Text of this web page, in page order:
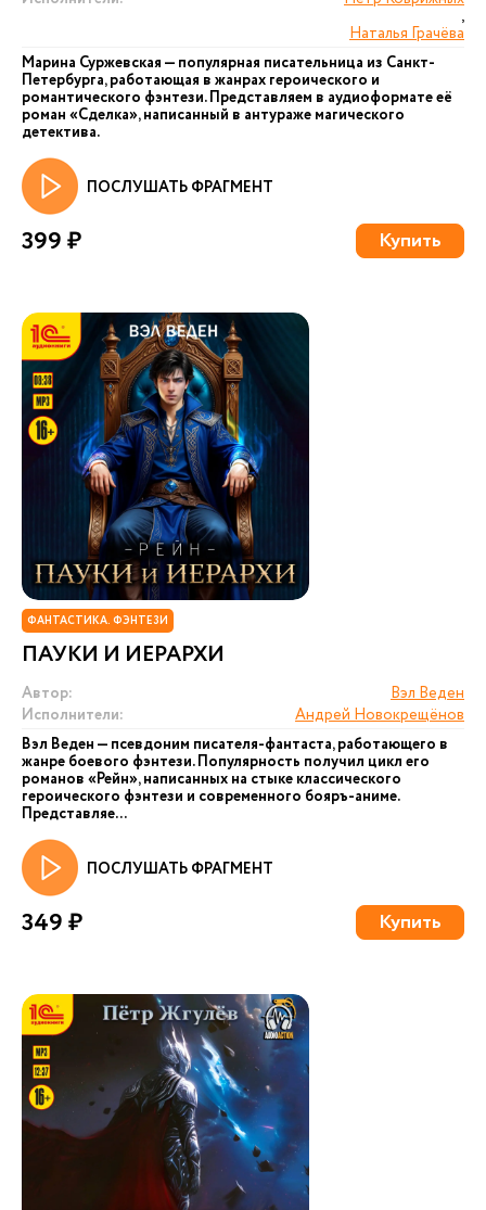
,
Наталья Грачёва
Марина Суржевская — популярная писательница из Санкт-
Петербурга, работающая в жанрах героического и
романтического фэнтези. Представляем в аудиоформате её
роман «Сделка», написанный в антураже магического
детектива.
ПОСЛУШАТЬ ФРАГМЕНТ
399 ₽ Купить
ФАНТАСТИКА. ФЭНТЕЗИ
ПАУКИ И ИЕРАРХИ
Автор:
Вэл Веден
Исполнители:
Андрей Новокрещёнов
Вэл Веден — псевдоним писателя-фантаста, работающего в
жанре боевого фэнтези. Популярность получил цикл его
романов «Рейн», написанных на стыке классического
героического фэнтези и современного бояръ-аниме.
Представляе...
ПОСЛУШАТЬ ФРАГМЕНТ
349 ₽ Купить